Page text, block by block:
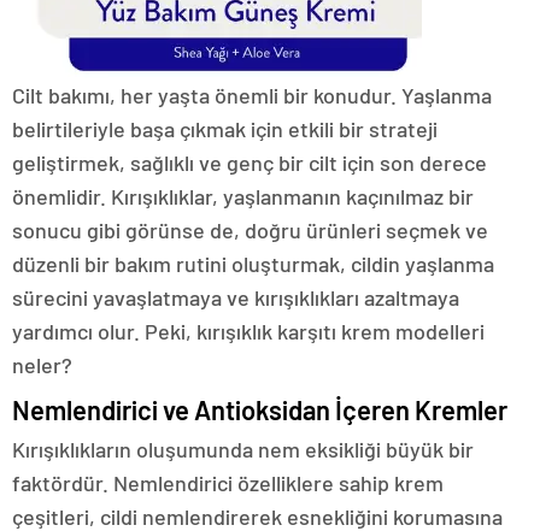
Cilt bakımı, her yaşta önemli bir konudur. Yaşlanma
belirtileriyle başa çıkmak için etkili bir strateji
geliştirmek, sağlıklı ve genç bir cilt için son derece
önemlidir. Kırışıklıklar, yaşlanmanın kaçınılmaz bir
sonucu gibi görünse de, doğru ürünleri seçmek ve
düzenli bir bakım rutini oluşturmak, cildin yaşlanma
sürecini yavaşlatmaya ve kırışıklıkları azaltmaya
yardımcı olur. Peki, kırışıklık karşıtı krem modelleri
neler?
Nemlendirici ve Antioksidan İçeren Kremler
Kırışıklıkların oluşumunda nem eksikliği büyük bir
faktördür. Nemlendirici özelliklere sahip krem
çeşitleri, cildi nemlendirerek esnekliğini korumasına